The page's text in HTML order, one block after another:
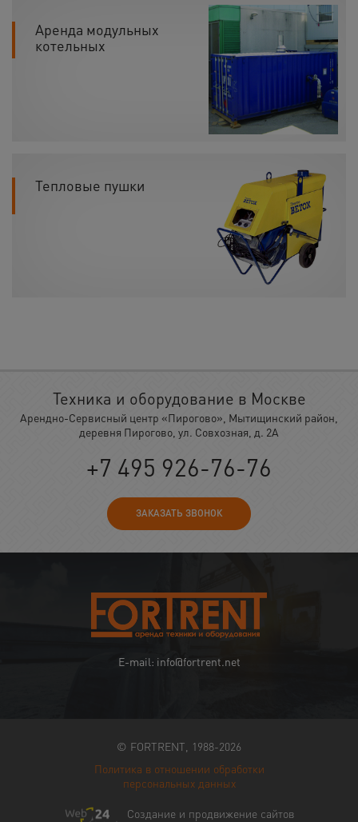
Аренда модульных
котельных
Тепловые пушки
Техника и оборудование в Москве
Арендно-Сервисный центр «Пирогово», Мытищинский район,
деревня Пирогово, ул. Совхозная, д. 2А
+7 495 926-76-76
ЗАКАЗАТЬ ЗВОНОК
E-mail: info@fortrent.net
© FORTRENT, 1988-2026
Политика в отношении обработки
персональных данных
Создание и продвижение сайтов